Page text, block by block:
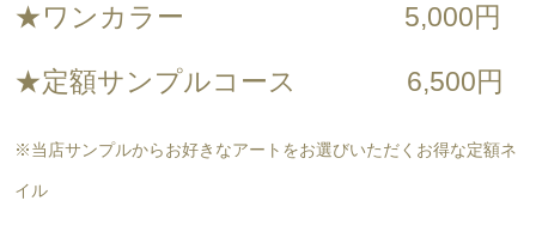
★ワンカラー 5,000円
★定額サンプルコース 6,500円
※当店サンプルからお好きなアートをお選びいただくお得な定額ネ
イル